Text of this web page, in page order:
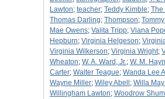
Lawton; teacher; Teddy Kimble; The
Thomas Darling; Thompson;
Mae Owens; Valita Tripp; Viana
Hepburn; Virginia Helgeson;
Virginia Wilkerson; Virginia Wright;
Wheaton; W. A. Ward, Jr.; W. M.
Carter; Walter Teague; Wanda Lee
Wayne Miller; Wiley Abell ; Willa
Willingham Lawton; Woodrow